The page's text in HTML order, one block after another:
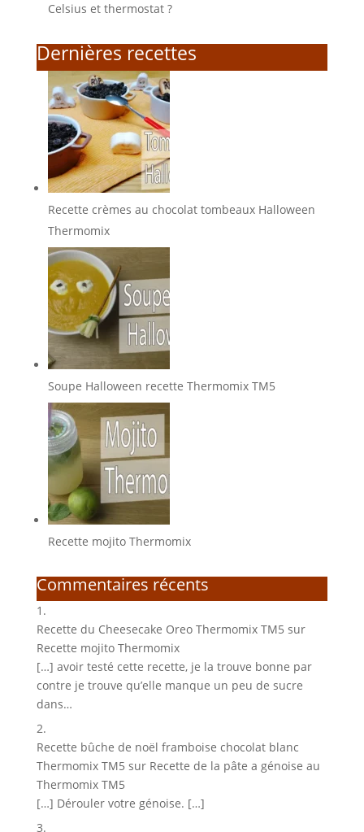
Celsius et thermostat ?
Dernières recettes
Recette crèmes au chocolat tombeaux Halloween
Thermomix
Soupe Halloween recette Thermomix TM5
Recette mojito Thermomix
Commentaires récents
Recette du Cheesecake Oreo Thermomix TM5 sur
Recette mojito Thermomix
[…] avoir testé cette recette, je la trouve bonne par
contre je trouve qu’elle manque un peu de sucre
dans…
Recette bûche de noël framboise chocolat blanc
Thermomix TM5 sur Recette de la pâte a génoise au
Thermomix TM5
[…] Dérouler votre génoise. […]